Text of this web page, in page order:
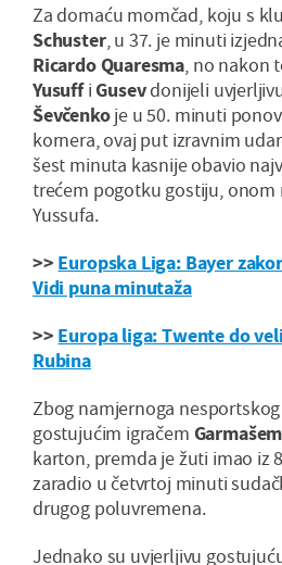
Za domaću momčad, koju s
Schuster, u 37. je minuti
Ricardo Quaresma, no nakon
YusuffiGusevdonijeli
Ševčenkoje u 50. minuti
kornera, ovaj put izravnim
šest minuta kasnije obavio
trećem pogotku gostiju, onom
Yussufa.
>> Europska Liga: Bayer
Vidi puna minutaža
>> Europa liga: Twente do
Rubina
Zbog namjernoga
gostujućim igračem Garmašem
karton, premda je žuti imao iz
zaradio u četvrtoj minuti
drugog poluvremena.
Jednako su uvjerljivu